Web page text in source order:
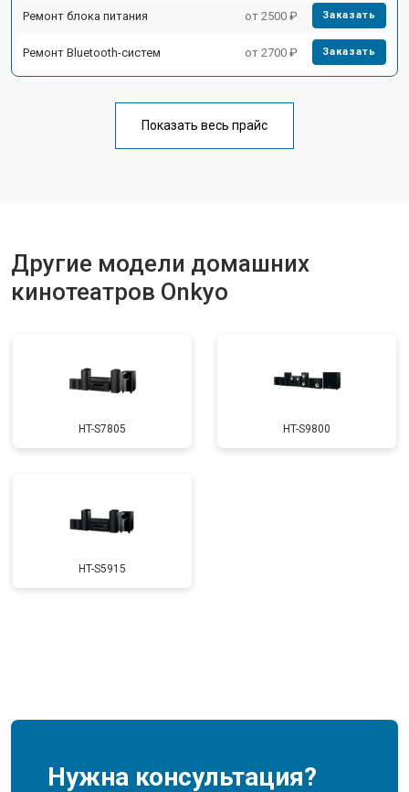
Ремонт блока питания от 2500 ₽ Заказать
Ремонт Bluetooth-систем от 2700 ₽ Заказать
Показать весь прайс
Другие модели домашних
кинотеатров Onkyo
HT-S7805 HT-S9800
HT-S5915
Нужна консультация?